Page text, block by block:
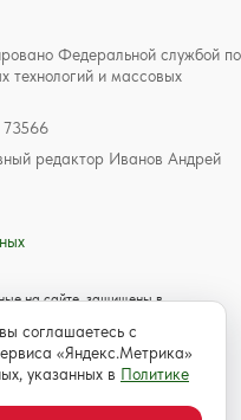
Федеральной службой по
технологий и массовых
редактор Иванов Андрей
на сайте, защищены в
об авторском
фото, аудио и
с обязательной
детей старше 16 лет.
соглашаетесь с
«Яндекс.Метрика»
указанных в Политике